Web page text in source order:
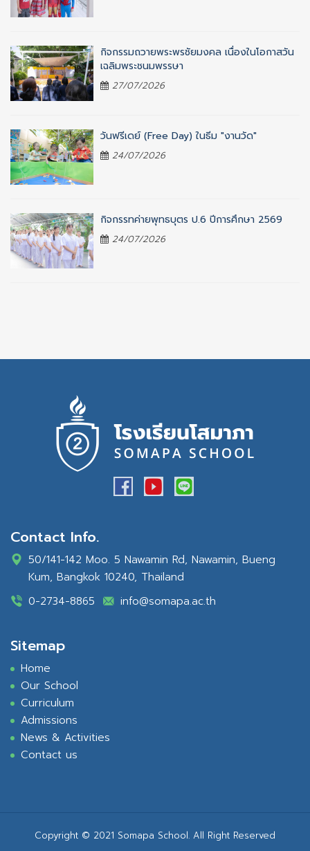
กิจกรรมถวายพระพรชัยมงคล เนื่องในโอกาสวัน
เฉลิมพระชนมพรรษา
27/07/2026
วันฟรีเดย์ (Free Day) ในธีม "งานวัด"
24/07/2026
กิจกรรทค่ายพุทธบุตร ป.6 ปีการศึกษา 2569
24/07/2026
Contact Info.
50/141-142 Moo. 5 Nawamin Rd, Nawamin, Bueng
Kum, Bangkok 10240, Thailand
0-2734-8865
info@somapa.ac.th
Sitemap
Home
Our School
Curriculum
Admissions
News & Activities
Contact us
Copyright © 2021 Somapa School. All Right Reserved